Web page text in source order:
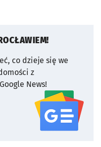
co dzieje się we
z
News!
serwisu